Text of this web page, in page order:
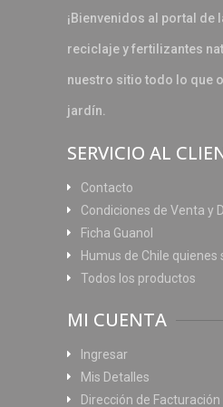
¡Bienvenidos al portal de
reciclaje y fertilizantes
nuestro sitio todo lo que
jardín.
SERVICIO AL
Contacto
Condiciones de Venta y
Ficha Guanol
Humus de Chile quienes
Todos los productos
MI CUENTA
Ingresar
Mis Detalles
Dirección de Facturación